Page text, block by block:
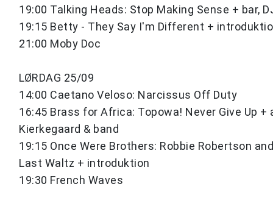
19:00 Talking Heads: Stop Making Sense + bar,
19:15 Betty - They Say I'm Different +
21:00 Moby Doc
LØRDAG 25/09
14:00 Caetano Veloso: Narcissus Off Duty
16:45 Brass for Africa: Topowa! Never Give Up
Kierkegaard & band
19:15 Once Were Brothers: Robbie Robertson
Last Waltz + introduktion
19:30 French Waves